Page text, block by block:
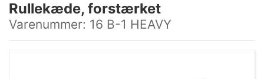
Rullekæde, forstærket
Varenummer: 16 B-1 HEAVY